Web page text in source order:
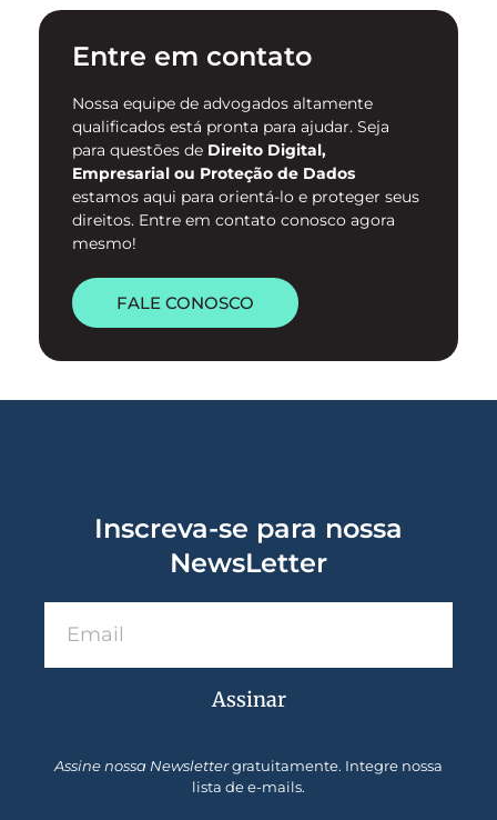
enfrentamento da violência
digital. …
Entre em contato
Nossa equipe de advogados altamente
qualificados está pronta para ajudar. Seja
para questões de Direito Digital,
Empresarial ou Proteção de Dados
estamos aqui para orientá-lo e proteger seus
direitos. Entre em contato conosco agora
mesmo!
FALE CONOSCO
Inscreva-se para nossa
NewsLetter
Assinar
Assine nossa Newslettergratuitamente. Integre nossa
lista de e-mails.